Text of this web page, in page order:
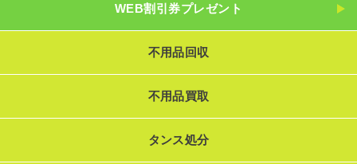
WEB割引券プレゼント
不用品回収
不用品買取
タンス処分